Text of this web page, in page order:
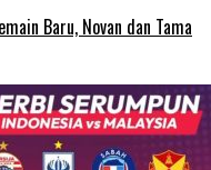
Baru, Novan dan Tama